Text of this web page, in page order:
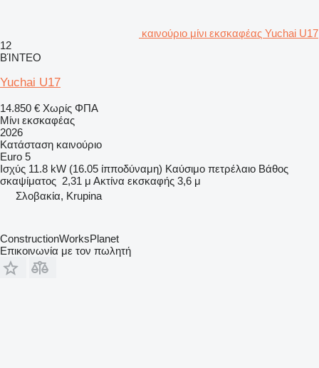
καινούριο μίνι εκσκαφέας Yuchai U17
12
ΒΊΝΤΕΟ
Yuchai U17
14.850 € Χωρίς ΦΠΑ
Μίνι εκσκαφέας
2026
Κατάσταση καινούριο
Euro 5
Ισχύς 11.8 kW (16.05 ίπποδύναμη) Καύσιμο πετρέλαιο Βάθος
σκαψίματος 2,31 μ Ακτίνα εκσκαφής 3,6 μ
Σλοβακία, Krupina
ConstructionWorksPlanet
Επικοινωνία με τον πωλητή